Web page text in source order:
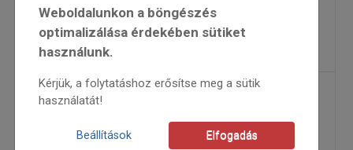
2013/4
=>
=>
Weboldalunkon a böngészés
optimalizálása érdekében sütiket
használunk.
Kérjük, a folytatáshoz erősítse meg a sütik
használatát!
Beállítások Elfogadás